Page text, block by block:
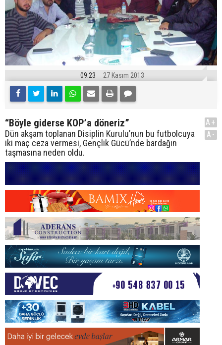
09:23 27 Kasım 2013
“Böyle giderse KOP’a döneriz”
Dün akşam toplanan Disiplin Kurulu’nun bu futbolcuya
iki maç ceza vermesi, Gençlik Gücü’nde bardağın
taşmasına neden oldu.
A+
A-